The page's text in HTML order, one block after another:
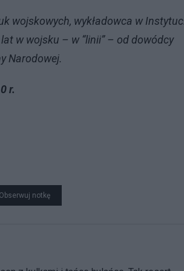
wojskowych, wykładowca w
w wojsku – w “linii” – od dowódcy
Narodowej.
r.
Obserwuj notkę